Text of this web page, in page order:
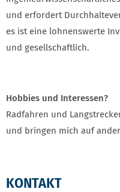
und erfordert
es ist eine lohnenswerte
und gesellschaftlich.
Hobbies und Interessen?
Radfahren und
und bringen mich auf
KONTAKT